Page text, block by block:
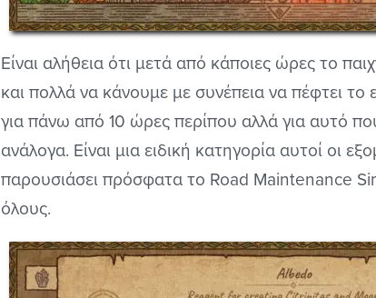
Είναι αλήθεια ότι μετά από κάποιες ώρες το
και πολλά να κάνουμε με συνέπεια να πέφτει το
για πάνω από 10 ώρες περίπου αλλά για αυτό
ανάλογα. Είναι μια ειδική κατηγορία αυτοί οι
παρουσιάσει πρόσφατα το Road Maintenance
όλους.